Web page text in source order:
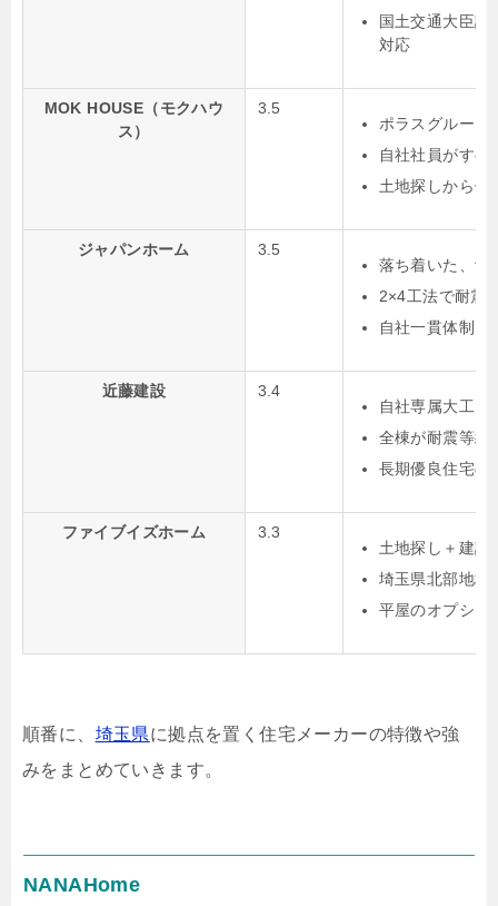
国土交通大臣
対応
MOK HOUSE（モクハウ
ス）
3.5
ポラスグループ
自社社員がすべ
土地探しから依
ジャパンホーム
3.5
落ち着いた、飽
2×4工法で耐震
自社一貫体制で
近藤建設
3.4
自社専属大工に
全棟が耐震等級
長期優良住宅の
ファイブイズホーム
3.3
土地探し＋建設
埼玉県北部地域
平屋のオプショ
順番に、 埼玉県に拠点を置く住宅メーカーの特徴や強
みをまとめていきます。
NANAHome